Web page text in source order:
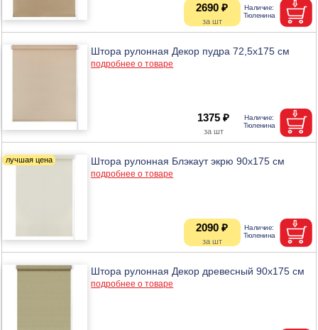
2690 ₽
Штора рулонная Декор пудра 72,5х175 см
подробнее о товаре
1375 ₽
Штора рулонная Блэкаут экрю 90х175 см
подробнее о товаре
2090 ₽
Штора рулонная Декор древесный 90х175 см
подробнее о товаре